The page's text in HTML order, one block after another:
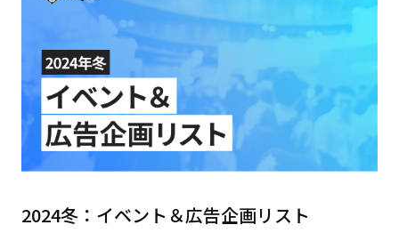
2024冬：イベント＆広告企画リスト